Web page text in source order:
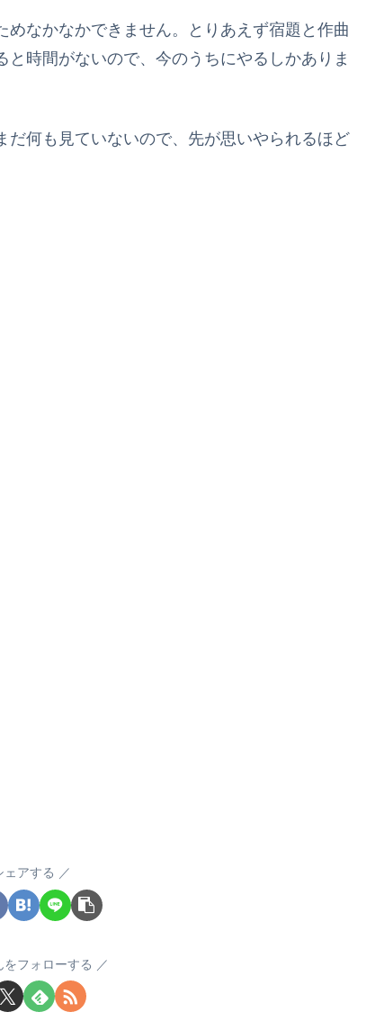
なかなかできません。とりあえず宿題と作曲
時間がないので、今のうちにやるしかありま
何も見ていないので、先が思いやられるほど
ェアする
をフォローする